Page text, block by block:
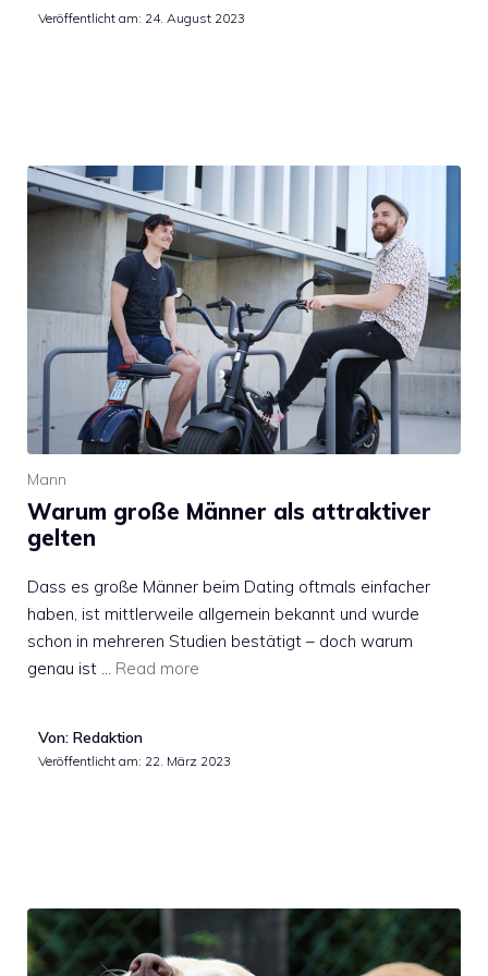
Veröffentlicht am: 24. August 2023
Mann
Warum große Männer als attraktiver
gelten
Dass es große Männer beim Dating oftmals einfacher
haben, ist mittlerweile allgemein bekannt und wurde
schon in mehreren Studien bestätigt – doch warum
genau ist … Read more
Von: Redaktion
Veröffentlicht am: 22. März 2023